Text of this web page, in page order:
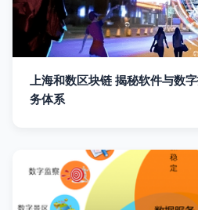
上海和数区块链 揭秘软件与数
务体系